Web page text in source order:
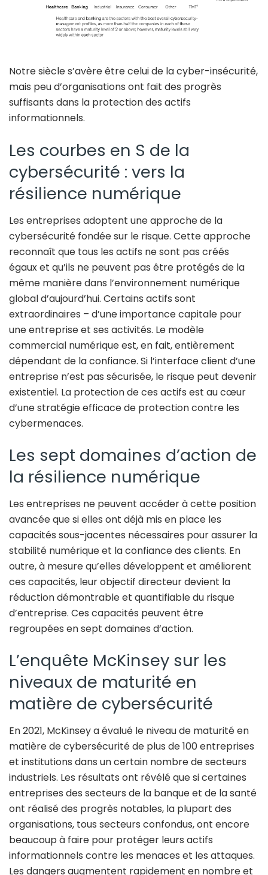
Notre siècle s’avère être celui de la cyber-insécurité,
mais peu d’organisations ont fait des progrès
suffisants dans la protection des actifs
informationnels.
Les courbes en S de la
cybersécurité : vers la
résilience numérique
Les entreprises adoptent une approche de la
cybersécurité fondée sur le risque. Cette approche
reconnaît que tous les actifs ne sont pas créés
égaux et qu’ils ne peuvent pas être protégés de la
même manière dans l’environnement numérique
global d’aujourd’hui. Certains actifs sont
extraordinaires – d’une importance capitale pour
une entreprise et ses activités. Le modèle
commercial numérique est, en fait, entièrement
dépendant de la confiance. Si l’interface client d’une
entreprise n’est pas sécurisée, le risque peut devenir
existentiel. La protection de ces actifs est au cœur
d’une stratégie efficace de protection contre les
cybermenaces.
Les sept domaines d’action de
la résilience numérique
Les entreprises ne peuvent accéder à cette position
avancée que si elles ont déjà mis en place les
capacités sous-jacentes nécessaires pour assurer la
stabilité numérique et la confiance des clients. En
outre, à mesure qu’elles développent et améliorent
ces capacités, leur objectif directeur devient la
réduction démontrable et quantifiable du risque
d’entreprise. Ces capacités peuvent être
regroupées en sept domaines d’action.
L’enquête McKinsey sur les
niveaux de maturité en
matière de cybersécurité
En 2021, McKinsey a évalué le niveau de maturité en
matière de cybersécurité de plus de 100 entreprises
et institutions dans un certain nombre de secteurs
industriels. Les résultats ont révélé que si certaines
entreprises des secteurs de la banque et de la santé
ont réalisé des progrès notables, la plupart des
organisations, tous secteurs confondus, ont encore
beaucoup à faire pour protéger leurs actifs
informationnels contre les menaces et les attaques.
Les dangers augmentent rapidement en nombre et